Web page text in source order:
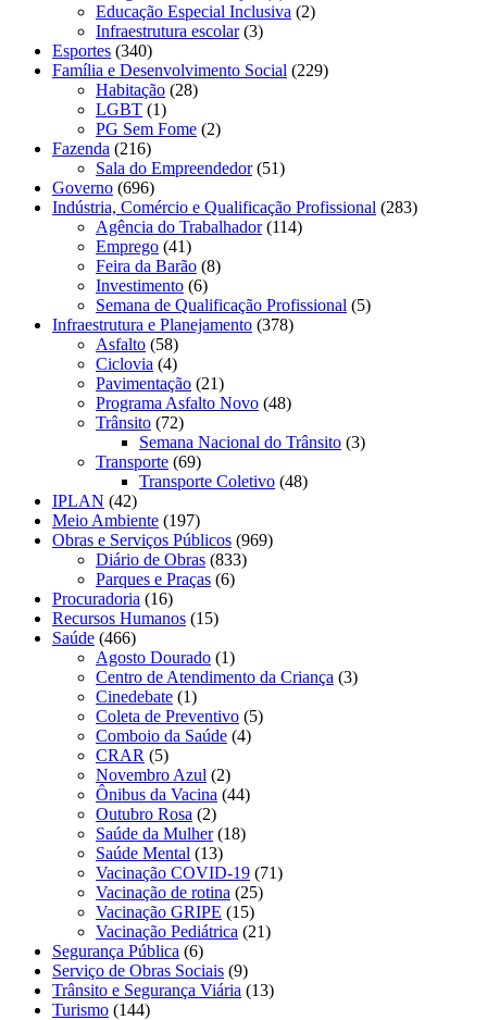
Educação Especial Inclusiva (2)
Infraestrutura escolar(3)
Esportes (340)
Família e Desenvolvimento Social (229)
Habitação (28)
LGBT (1)
PG Sem Fome (2)
Fazenda (216)
Sala do Empreendedor(51)
Governo (696)
Indústria, Comércio e Qualificação Profissional (283)
Agência do Trabalhador(114)
Emprego (41)
Feira da Barão (8)
Investimento (6)
Semana de Qualificação Profissional (5)
Infraestrutura e Planejamento (378)
Asfalto (58)
Ciclovia (4)
Pavimentação (21)
Programa Asfalto Novo (48)
Trânsito (72)
Semana Nacional do Trânsito (3)
Transporte (69)
Transporte Coletivo (48)
IPLAN (42)
Meio Ambiente (197)
Obras e Serviços Públicos (969)
Diário de Obras (833)
Parques e Praças (6)
Procuradoria (16)
Recursos Humanos (15)
Saúde (466)
Agosto Dourado (1)
Centro de Atendimento da Criança (3)
Cinedebate (1)
Coleta de Preventivo (5)
Comboio da Saúde (4)
CRAR (5)
Novembro Azul (2)
Ônibus da Vacina (44)
Outubro Rosa (2)
Saúde da Mulher(18)
Saúde Mental (13)
Vacinação COVID-19 (71)
Vacinação de rotina (25)
Vacinação GRIPE (15)
Vacinação Pediátrica (21)
Segurança Pública (6)
Serviço de Obras Sociais (9)
Trânsito e Segurança Viária (13)
Turismo (144)